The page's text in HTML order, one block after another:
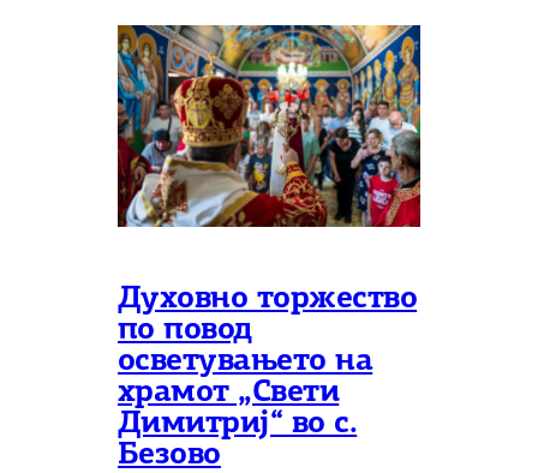
Духовно торжество
по повод
осветувањето на
храмот „Свети
Димитриј“ во с.
Безово